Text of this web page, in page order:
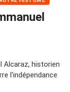
Alcaraz, historien
l'indépendance